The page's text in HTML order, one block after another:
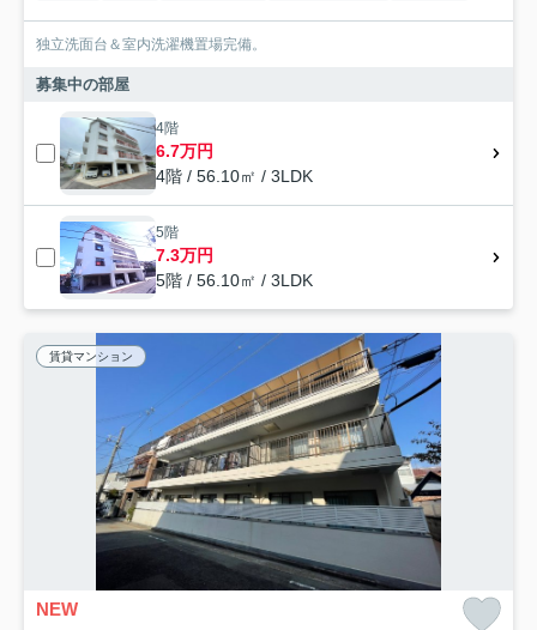
独立洗面台＆室内洗濯機置場完備。
募集中の部屋
4階
6.7万円
4階 / 56.10㎡ / 3LDK
5階
7.3万円
5階 / 56.10㎡ / 3LDK
賃貸マンション
NEW